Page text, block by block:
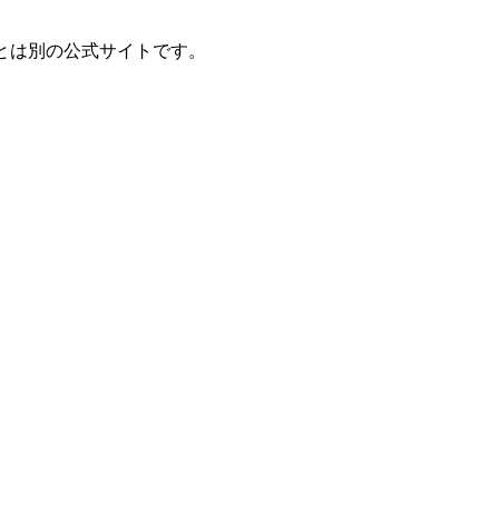
は別の公式サイトです。